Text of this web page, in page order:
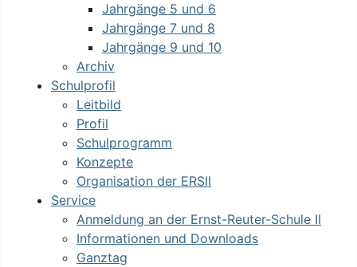
Jahrgänge 5 und 6
Jahrgänge 7 und 8
Jahrgänge 9 und 10
Archiv
Schulprofil
Leitbild
Profil
Schulprogramm
Konzepte
Organisation der ERSII
Service
Anmeldung an der Ernst-Reuter-Schule II
Informationen und Downloads
Ganztag